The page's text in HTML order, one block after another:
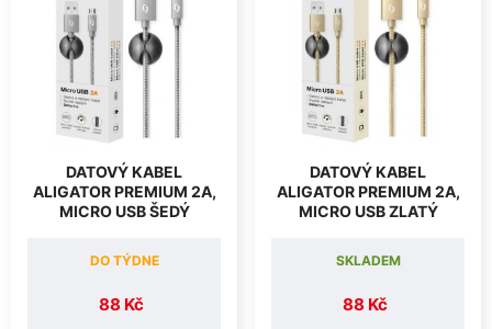
DATOVÝ KABEL
ALIGATOR PREMIUM 2A,
MICRO USB ŠEDÝ
88 Kč
DO TÝDNE
DATOVÝ KABEL
ALIGATOR PREMIUM 2A,
MICRO USB ZLATÝ
88 Kč
SKLADEM